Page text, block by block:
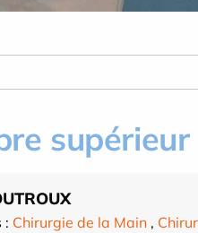
supérieur
: Chirurgie de la Main ,